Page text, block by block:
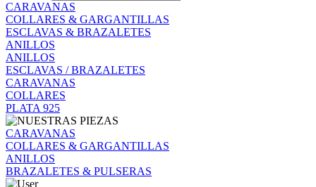
CARAVANAS
COLLARES & GARGANTILLAS
ESCLAVAS & BRAZALETES
ANILLOS
ANILLOS
ESCLAVAS / BRAZALETES
CARAVANAS
COLLARES
PLATA 925
CARAVANAS
COLLARES & GARGANTILLAS
ANILLOS
BRAZALETES & PULSERAS